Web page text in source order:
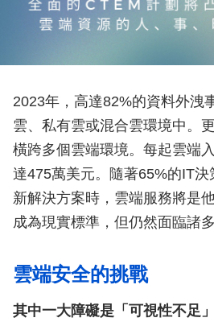
2023年，高達82%的資料外洩
雲、私有雲或混合雲環境中。
橫跨多個雲端環境。每起雲端
達475萬美元。隨著65%的IT
新解決方案時，雲端服務將是
成為現實標準，但仍然面臨諸多
雲端安全的挑戰
其中一大障礙是「可視性不足」